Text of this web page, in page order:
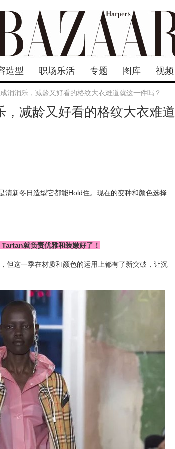
造型 职场乐活 专题 图库 视频
消消乐，减龄又好看的格纹大衣难道就这一件吗？
减龄又好看的格纹大衣难道
清新冬日造型它都能Hold住。现在的变种和颜色选择
就负责优雅和装嫩好了！
但这一季在材质和颜色的运用上都有了新突破，让沉